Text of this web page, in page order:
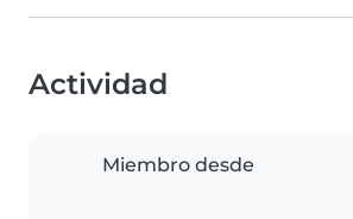
Actividad
Miembro desde